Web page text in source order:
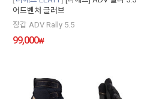
어드벤처 글러브
장갑 ADV Rally 5.5
99,000₩